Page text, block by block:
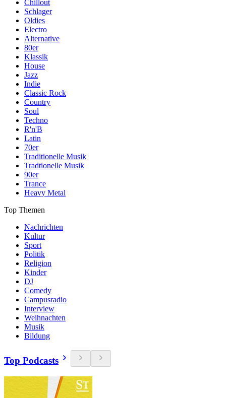
Chillout
Schlager
Oldies
Electro
Alternative
80er
Klassik
House
Jazz
Indie
Classic Rock
Country
Soul
Techno
R'n'B
Latin
70er
Traditionelle Musik
Tradtionelle Musik
90er
Trance
Heavy Metal
Top Themen
Nachrichten
Kultur
Sport
Politik
Religion
Kinder
DJ
Comedy
Campusradio
Interview
Weihnachten
Musik
Bildung
Top Podcasts